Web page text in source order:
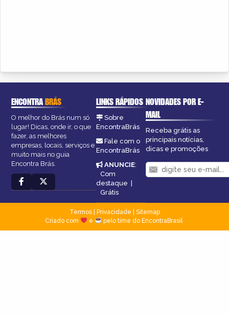
ENCONTRABRÁS
O melhor do Brás num só
lugar! Dicas, onde ir, o que
fazer, as melhores
empresas, locais, serviços e
muito mais no guia
Encontra Brás.
LINKS RÁPIDOS
Sobre
EncontraBrás
Fale com o
EncontraBrás
ANUNCIE:
Com
destaque |
Grátis
NOVIDADES POR E-
MAIL
Receba grátis as
principais notícias,
dicas e promoções
Termos| Privacidade
Sitemap
Criado com
e pelo time do EncontraBrasil